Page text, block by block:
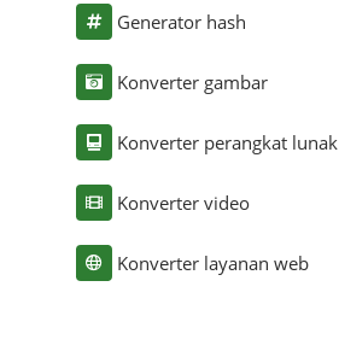
Generator hash
Konverter gambar
Konverter perangkat lunak
Konverter video
Konverter layanan web